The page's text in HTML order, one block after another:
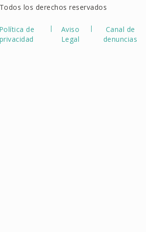
los derechos reservados
Política de
privacidad
Aviso
Legal
Canal de
denuncias